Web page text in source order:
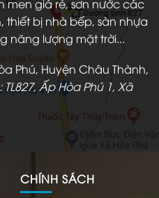
giá rẻ, sơn nước các
thiết bị nhà bếp, sàn nhựa
năng lượng mặt trời...
Phú, Huyện Châu Thành,
TL827, Ấp Hòa Phú 1, Xã
CHÍNH SÁCH